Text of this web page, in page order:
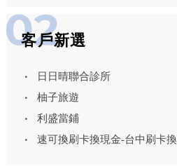
客戶新選
日日晴聯合診所
柚子旅遊
利盛當鋪
速可換刷卡換現金-台中刷卡